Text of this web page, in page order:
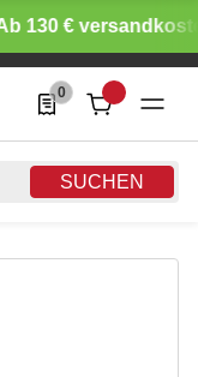
130 €
SUCHEN
0
0 Produkte in der